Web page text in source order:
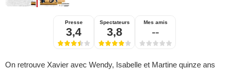
Presse
3,4
Spectateurs
3,8
Mes amis
--
On retrouve Xavier avec Wendy, Isabelle et Martine quinze ans